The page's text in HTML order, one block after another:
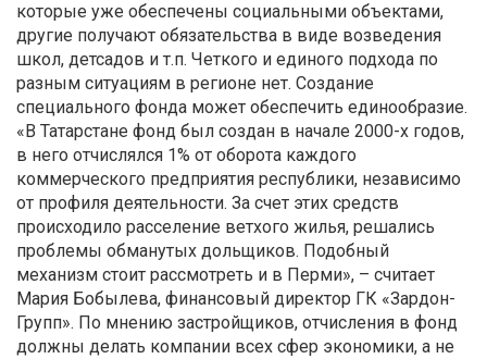
которые уже обеспечены социальными объектами,
другие получают обязательства в виде возведения
школ, детсадов и т.п. Четкого и единого подхода по
разным ситуациям в регионе нет. Создание
специального фонда может обеспечить единообразие.
«В Татарстане фонд был создан в начале 2000-х годов,
в него отчислялся 1% от оборота каждого
коммерческого предприятия республики, независимо
от профиля деятельности. За счет этих средств
происходило расселение ветхого жилья, решались
проблемы обманутых дольщиков. Подобный
механизм стоит рассмотреть и в Перми», – считает
Мария Бобылева, финансовый директор ГК «Зардон-
Групп». По мнению застройщиков, отчисления в фонд
должны делать компании всех сфер экономики, а не